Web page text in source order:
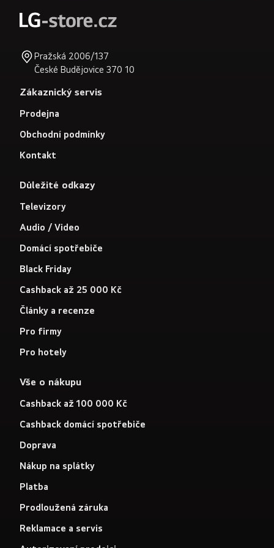
Pražská 2006/137
České Budějovice 370 10
Zákaznický servis
Prodejna
Obchodní podmínky
Kontakt
Důležité odkazy
Televizory
Audio / Video
Domácí spotřebiče
Black Friday
Cashback až 25 000 Kč
Články a recenze
Pro firmy
Pro hotely
Vše o nákupu
Cashback až 100 000 Kč
Cashback domácí spotřebiče
Doprava
Nákup na splátky
Platba
Prodloužená záruka
Reklamace a servis